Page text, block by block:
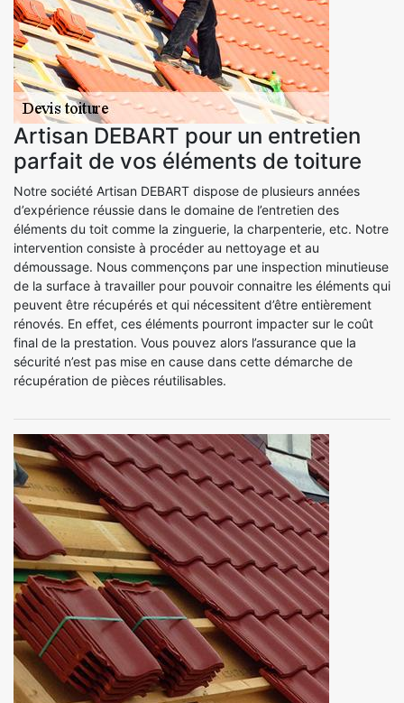
Artisan DEBART pour un entretien
parfait de vos éléments de toiture
Notre société Artisan DEBART dispose de plusieurs années
d’expérience réussie dans le domaine de l’entretien des
éléments du toit comme la zinguerie, la charpenterie, etc. Notre
intervention consiste à procéder au nettoyage et au
démoussage. Nous commençons par une inspection minutieuse
de la surface à travailler pour pouvoir connaitre les éléments qui
peuvent être récupérés et qui nécessitent d’être entièrement
rénovés. En effet, ces éléments pourront impacter sur le coût
final de la prestation. Vous pouvez alors l’assurance que la
sécurité n’est pas mise en cause dans cette démarche de
récupération de pièces réutilisables.